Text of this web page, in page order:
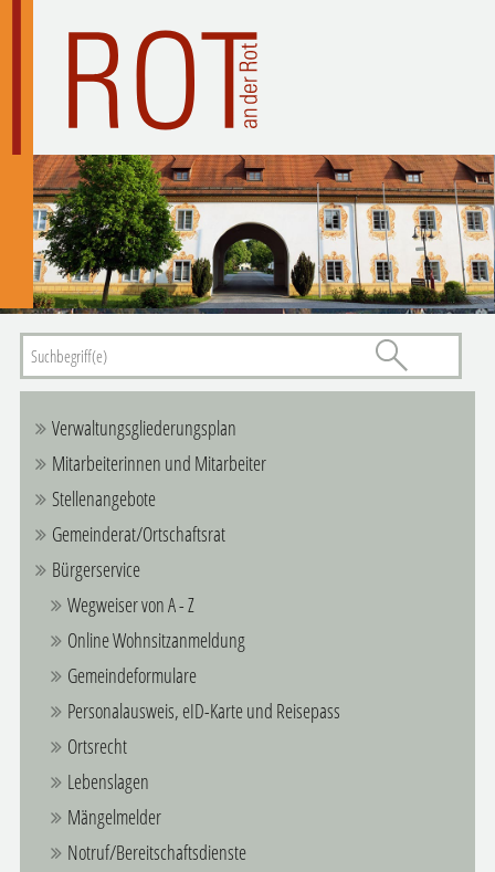
Verwaltungsgliederungsplan
Mitarbeiterinnen und Mitarbeiter
Stellenangebote
Gemeinderat/Ortschaftsrat
Bürgerservice
Wegweiser von A - Z
Online Wohnsitzanmeldung
Gemeindeformulare
Personalausweis, eID-Karte und Reisepass
Ortsrecht
Lebenslagen
Mängelmelder
Notruf/Bereitschaftsdienste